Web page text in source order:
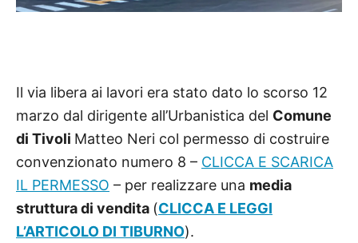
Il via libera ai lavori era stato dato lo scorso 12
marzo dal dirigente all’Urbanistica del Comune
di Tivoli Matteo Neri col permesso di costruire
convenzionato numero 8 – CLICCA E SCARICA
IL PERMESSO – per realizzare una media
struttura di vendita (CLICCA E LEGGI
L’ARTICOLO DI TIBURNO).